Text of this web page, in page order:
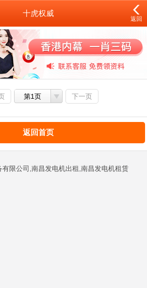
十虎权威
返回
第1页 下一页
返回首页
有限公司,南昌发电机出租,南昌发电机租赁